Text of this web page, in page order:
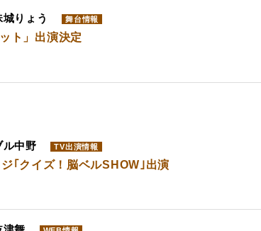
城りょう 舞台情報
ト」出演決定
ル中野 TV出演情報
｢クイズ！脳ベルSHOW｣出演